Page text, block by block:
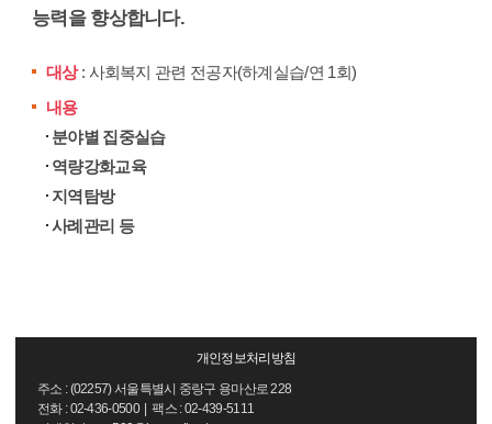
능력을 향상합니다.
대상: 사회복지 관련 전공자(하계실습/연 1회)
내용
분야별 집중실습
역량강화교육
지역탐방
사례관리 등
개인정보처리방침
주소 : (02257) 서울특별시 중랑구 용마산로 228
전화 : 02-436-0500 | 팩스 : 02-439-5111